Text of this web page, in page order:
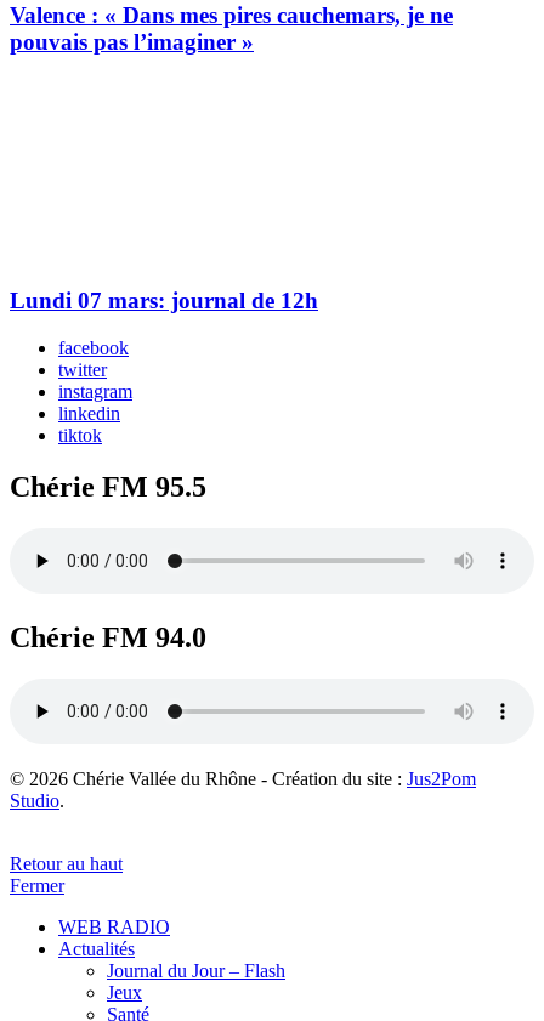
Valence : « Dans mes pires cauchemars, je ne
pouvais pas l’imaginer »
Lundi 07 mars: journal de 12h
facebook
twitter
instagram
linkedin
tiktok
Chérie FM 95.5
Chérie FM 94.0
© 2026 Chérie Vallée du Rhône - Création du site : Jus2Pom
Studio.
Retour au haut
Fermer
WEB RADIO
Actualités
Journal du Jour – Flash
Jeux
Santé